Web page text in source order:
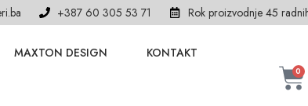
+387 60 305 53 71 Rok proizvodnje 45
MAXTON DESIGN KONTAKT
0